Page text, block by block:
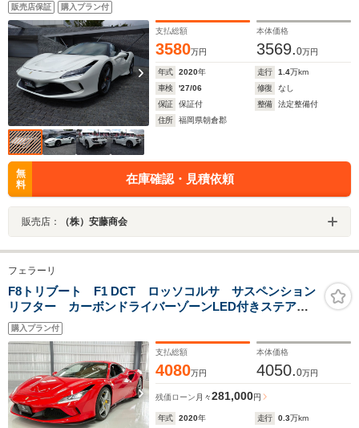
販売店保証 購入プラン付
支払総額
3580万円
本体価格
3569.0万円
年式 2020年 走行 1.4万km
車検
'27/06 修復
なし
保証
保証付 整備
法定整備付
住所
福岡県朝倉郡
無
料
在庫確認・見積依頼
販売店： （株）安藤商会
フェラーリ
F8トリブート F1 DCT ロッソコルサ サスペンション
リフター カーボンドライバーゾーンLED付きステアリ
ング カーボンエンジンカバー フロントリアパーキン
グセンサー 20インチ鍛造ダイヤモンドホイール フル
電動シート リアビュー
購入プラン付
支払総額
4080万円
本体価格
4050.0万円
残価ローン 月々281,000円
年式 2020年 走行 0.3万km